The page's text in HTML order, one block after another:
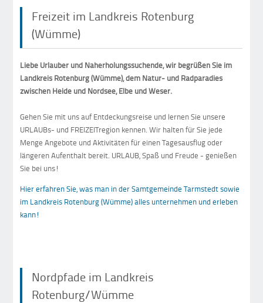
Freizeit im Landkreis Rotenburg
(Wümme)
Liebe Urlauber und Naherholungssuchende, wir begrüßen Sie im
Landkreis Rotenburg (Wümme), dem Natur- und Radparadies
zwischen Heide und Nordsee, Elbe und Weser.
Gehen Sie mit uns auf Entdeckungsreise und lernen Sie unsere
URLAUBs- und FREIZEITregion kennen. Wir halten für Sie jede
Menge Angebote und Aktivitäten für einen Tagesausflug oder
längeren Aufenthalt bereit. URLAUB, Spaß und Freude - genießen
Sie bei uns!
Hier erfahren Sie, was man in der Samtgemeinde Tarmstedt sowie
im Landkreis Rotenburg (Wümme) alles unternehmen und erleben
kann!
Nordpfade im Landkreis
Rotenburg/Wümme